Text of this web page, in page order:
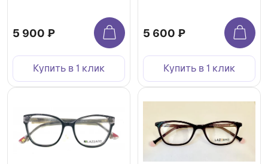
5 900 ₽
Купить в 1 клик
5 600 ₽
Купить в 1 клик